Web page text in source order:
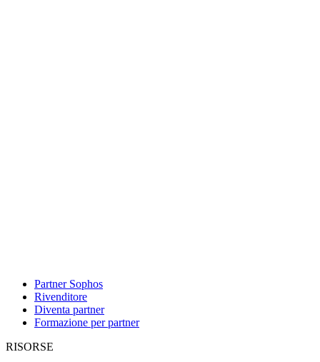
Partner Sophos
Rivenditore
Diventa partner
Formazione per partner
RISORSE